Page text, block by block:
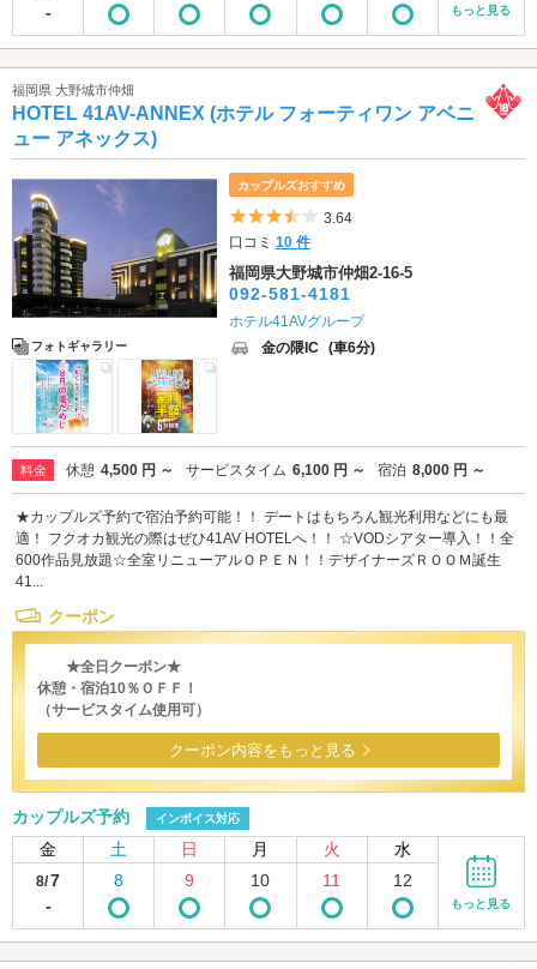
-
もっと見る
福岡県 大野城市仲畑
HOTEL 41AV-ANNEX (ホテル フォーティワン アベニ
ュー アネックス)
フォトギャラリー
カップルズおすすめ
5つ星のうち3.5
3.64
口コミ10 件
福岡県大野城市仲畑2-16-5
092-581-4181
ホテル41AVグループ
金の隈IC (車6分)
料金 休憩 4,500 円 ～ サービスタイム 6,100 円 ～ 宿泊 8,000 円 ～
★カップルズ予約で宿泊予約可能！！ デートはもちろん観光利用などにも最
適！ フクオカ観光の際はぜひ41AV HOTELへ！！ ☆VODシアター導入！！全
600作品見放題☆全室リニューアルＯＰＥＮ！！デザイナーズＲＯＯＭ誕生
41...
クーポン
★全日クーポン★
休憩・宿泊10％ＯＦＦ！
（サービスタイム使用可）
クーポン内容をもっと見る
カップルズ予約 インボイス対応
金 土 日 月 火 水
8/7
-
8 9 10 11 12
もっと見る